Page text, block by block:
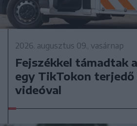
2026. augusztus 09., vasárnap
Fejszékkel támadtak
egy TikTokon
videóval